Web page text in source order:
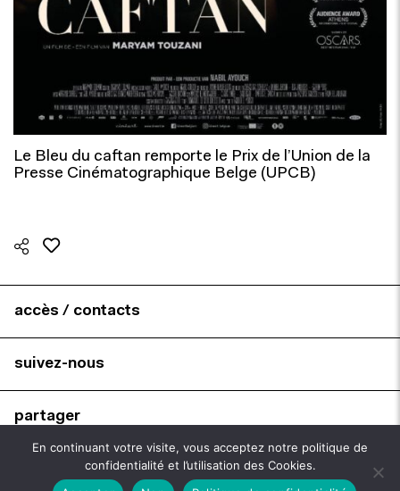
Le Bleu du caftan remporte le Prix de l’Union de la
Presse Cinématographique Belge (UPCB)
accès / contacts
suivez-nous
partager
brochures
En continuant votre visite, vous acceptez notre politique de
confidentialité et l’utilisation des Cookies.